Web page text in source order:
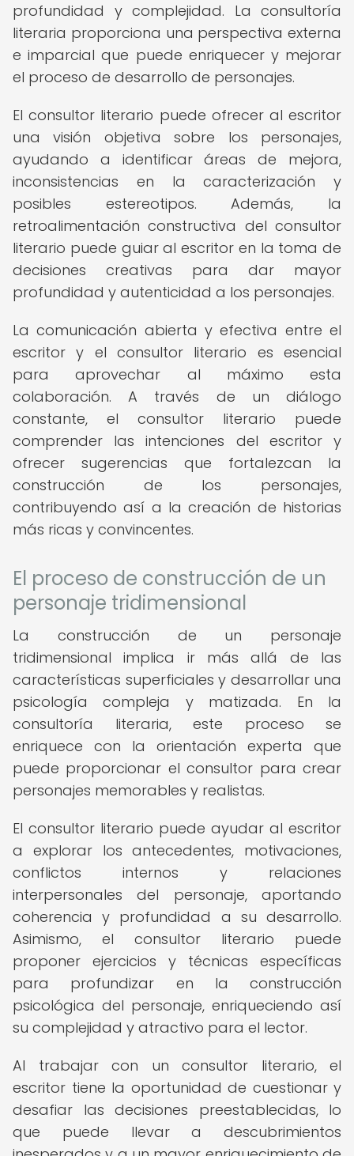
profundidad y complejidad. La consultoría
literaria proporciona una perspectiva externa
e imparcial que puede enriquecer y mejorar
el proceso de desarrollo de personajes.
El consultor literario puede ofrecer al escritor
una visión objetiva sobre los personajes,
ayudando a identificar áreas de mejora,
inconsistencias en la caracterización y
posibles estereotipos. Además, la
retroalimentación constructiva del consultor
literario puede guiar al escritor en la toma de
decisiones creativas para dar mayor
profundidad y autenticidad a los personajes.
La comunicación abierta y efectiva entre el
escritor y el consultor literario es esencial
para aprovechar al máximo esta
colaboración. A través de un diálogo
constante, el consultor literario puede
comprender las intenciones del escritor y
ofrecer sugerencias que fortalezcan la
construcción de los personajes,
contribuyendo así a la creación de historias
más ricas y convincentes.
El proceso de construcción de un
personaje tridimensional
La construcción de un personaje
tridimensional implica ir más allá de las
características superficiales y desarrollar una
psicología compleja y matizada. En la
consultoría literaria, este proceso se
enriquece con la orientación experta que
puede proporcionar el consultor para crear
personajes memorables y realistas.
El consultor literario puede ayudar al escritor
a explorar los antecedentes, motivaciones,
conflictos internos y relaciones
interpersonales del personaje, aportando
coherencia y profundidad a su desarrollo.
Asimismo, el consultor literario puede
proponer ejercicios y técnicas específicas
para profundizar en la construcción
psicológica del personaje, enriqueciendo así
su complejidad y atractivo para el lector.
Al trabajar con un consultor literario, el
escritor tiene la oportunidad de cuestionar y
desafiar las decisiones preestablecidas, lo
que puede llevar a descubrimientos